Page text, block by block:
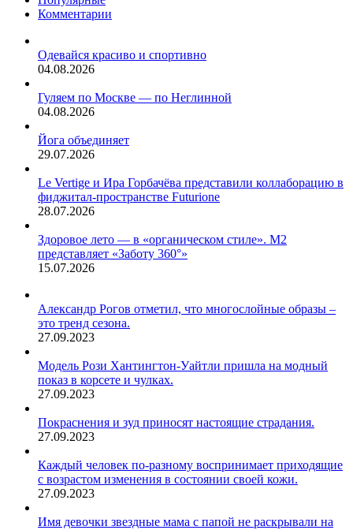
ночь
работал
месяцев
был
постели.
Комментарии
Одевайся красиво и спортивно
04.08.2026
Гуляем по Москве — по Неглинной
04.08.2026
Йога объединяет
29.07.2026
Le Vertige и Ира Горбачёва представили коллаборацию в
фиджитал-пространстве Futurione
28.07.2026
Здоровое лето — в «органическом стиле». М2
представляет «Заботу 360°»
15.07.2026
Александр Рогов отметил, что многослойные образы –
это тренд сезона.
27.09.2023
Модель Рози Хантингтон-Уайтли пришла на модный
показ в корсете и чулках.
27.09.2023
Покраснения и зуд приносят настоящие страдания.
27.09.2023
Каждый человек по-разному воспринимает приходящие
с возрастом изменения в состоянии своей кожи.
27.09.2023
Имя девочки звездные мама с папой не раскрывали на